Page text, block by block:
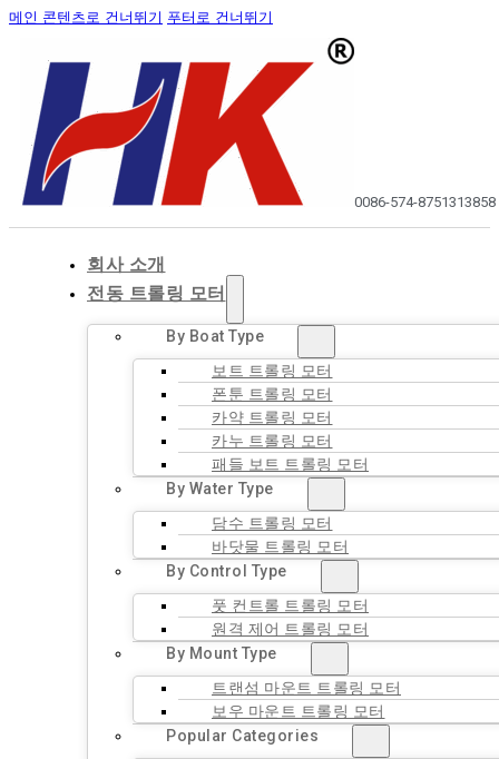
메인 콘텐츠로 건너뛰기 푸터로 건너뛰기
0086-574-87513138
회사 소개
전동 트롤링 모터
By Boat Type
보트 트롤링 모터
폰툰 트롤링 모터
카약 트롤링 모터
카누 트롤링 모터
패들 보트 트롤링 모터
By Water Type
담수 트롤링 모터
바닷물 트롤링 모터
By Control Type
풋 컨트롤 트롤링 모터
원격 제어 트롤링 모터
By Mount Type
트랜섬 마운트 트롤링 모터
보우 마운트 트롤링 모터
Popular Categories